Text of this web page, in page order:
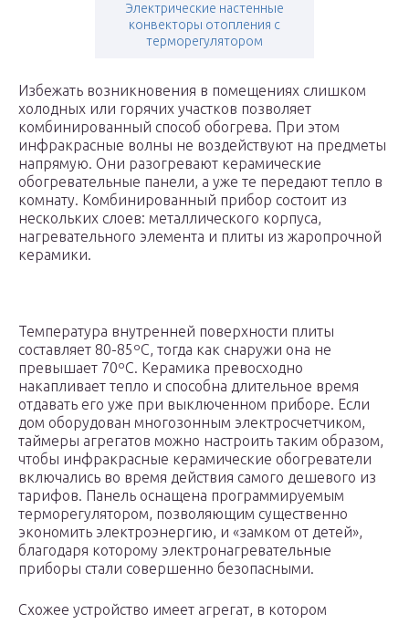
Электрические настенные
конвекторы отопления с
терморегулятором
Избежать возникновения в помещениях слишком
холодных или горячих участков позволяет
комбинированный способ обогрева. При этом
инфракрасные волны не воздействуют на предметы
напрямую. Они разогревают керамические
обогревательные панели, а уже те передают тепло в
комнату. Комбинированный прибор состоит из
нескольких слоев: металлического корпуса,
нагревательного элемента и плиты из жаропрочной
керамики.
Температура внутренней поверхности плиты
составляет 80-85ºС, тогда как снаружи она не
превышает 70ºС. Керамика превосходно
накапливает тепло и способна длительное время
отдавать его уже при выключенном приборе. Если
дом оборудован многозонным электросчетчиком,
таймеры агрегатов можно настроить таким образом,
чтобы инфракрасные керамические обогреватели
включались во время действия самого дешевого из
тарифов. Панель оснащена программируемым
терморегулятором, позволяющим существенно
экономить электроэнергию, и «замком от детей»,
благодаря которому электронагревательные
приборы стали совершенно безопасными.
Схожее устройство имеет агрегат, в котором